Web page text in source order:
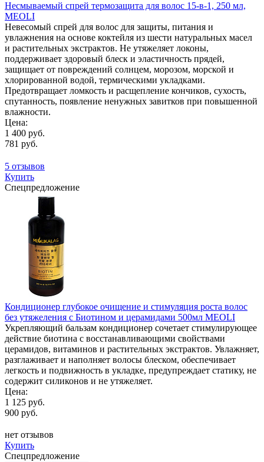
Несмываемый спрей термозащита для волос 15-в-1, 250 мл,
MEOLI
Невесомый спрей для волос для защиты, питания и
увлажнения на основе коктейля из шести натуральных масел
и растительных экстрактов. Не утяжеляет локоны,
поддерживает здоровый блеск и эластичность прядей,
защищает от повреждений солнцем, морозом, морской и
хлорированной водой, термическими укладками.
Предотвращает ломкость и расщепление кончиков, сухость,
спутанность, появление ненужных завитков при повышенной
влажности.
Цена:
1 400 руб.
781 руб.
5 отзывов
Купить
Спецпредложение
Кондиционер глубокое очищение и стимуляция роста волос
без утяжеления с Биотином и церамидами 500мл MEOLI
Укрепляющий бальзам кондиционер сочетает стимулирующее
действие биотина с восстанавливающими свойствами
церамидов, витаминов и растительных экстрактов. Увлажняет,
разглаживает и наполняет волосы блеском, обеспечивает
легкость и подвижность в укладке, предупреждает статику, не
содержит силиконов и не утяжеляет.
Цена:
1 125 руб.
900 руб.
нет отзывов
Купить
Спецпредложение